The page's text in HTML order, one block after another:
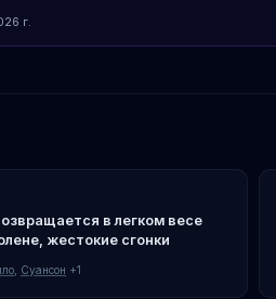
г.
в легком весе
жестокие сгонки
, Суансон +1